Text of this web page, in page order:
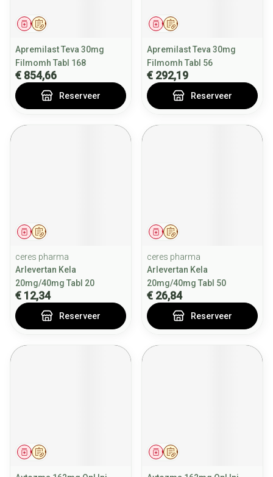
Op voorschrift
Geneesmiddel
Apremilast Teva 30mg
Filmomh Tabl 168
€ 854,66
Reserveer
Op voorschrift
Geneesmiddel
Apremilast Teva 30mg
Filmomh Tabl 56
€ 292,19
Reserveer
Op voorschrift
Geneesmiddel
ceres pharma
Arlevertan Kela
20mg/40mg Tabl 20
€ 12,34
Reserveer
Op voorschrift
Geneesmiddel
ceres pharma
Arlevertan Kela
20mg/40mg Tabl 50
€ 26,84
Reserveer
Op voorschrift
Geneesmiddel Op voorschrift
Geneesmiddel